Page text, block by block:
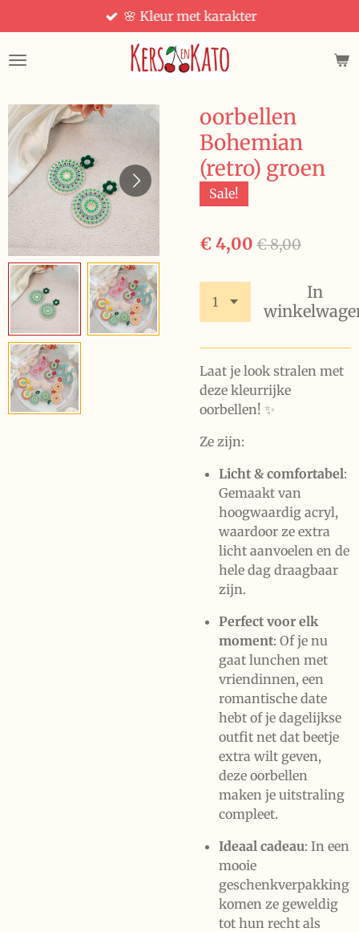
direct
naar
🌸 Kleur met karakter
oorbellen
Bohemian
(retro) groen
Sale!
€ 4,00 € 8,00
In
Laat je look stralen met
deze kleurrijke
oorbellen! ✨
Ze zijn:
Licht & comfortabel:
Gemaakt van
hoogwaardig acryl,
waardoor ze extra
licht aanvoelen en de
hele dag draagbaar
zijn.
Perfect voor elk
moment: Of je nu
gaat lunchen met
vriendinnen, een
romantische date
hebt of je dagelijkse
outfit net dat beetje
extra wilt geven,
deze oorbellen
maken je uitstraling
compleet.
Ideaal cadeau: In een
mooie
geschenkverpakking
komen ze geweldig
tot hun recht als